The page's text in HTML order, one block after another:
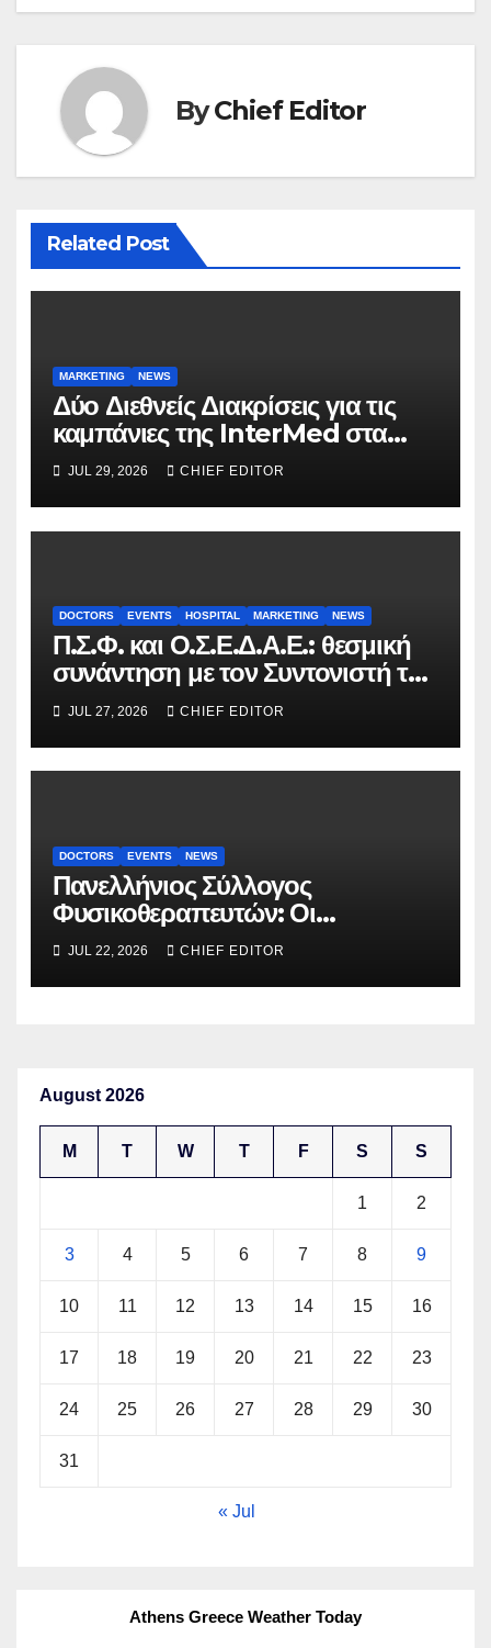
ByChief Editor
Related Post
MARKETING NEWS
Δύο Διεθνείς Διακρίσεις για τις
καμπάνιες της InterMed στα
FOOH Awards 2026
JUL 29, 2026 CHIEF EDITOR
DOCTORS EVENTS HOSPITAL MARKETING NEWS
Π.Σ.Φ. και Ο.Σ.Ε.Δ.Α.Ε.: θεσμική
συνάντηση με τον Συντονιστή του
Γραφείου του Πρωθυπουργού
JUL 27, 2026 CHIEF EDITOR
DOCTORS EVENTS NEWS
Πανελλήνιος Σύλλογος
Φυσικοθεραπευτών: Οι
προτάσεις προς τον ΕΟΠΥΥ για
τον περιορισμό του clawback
JUL 22, 2026 CHIEF EDITOR
August 2026
M T W T F S S
1 2
3 4 5 6 7 8 9
10 11 12 13 14 15 16
17 18 19 20 21 22 23
24 25 26 27 28 29 30
31
« Jul
Athens Greece Weather Today